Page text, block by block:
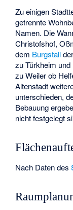
Zu einigen
getrennte
Namen. Die
Christofshof,
dem Burgstallder
zu Türkheim
zu Weiler ob
Altenstadt
unterschieden,
Bebauung
nicht festgelegt
Nach Daten des